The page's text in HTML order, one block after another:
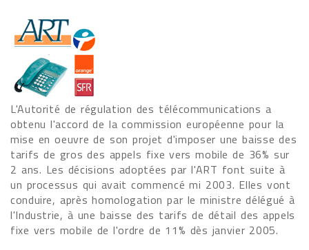
L'Autorité de régulation des télécommunications a
obtenu l'accord de la commission européenne pour la
mise en oeuvre de son projet d'imposer une baisse des
tarifs de gros des appels fixe vers mobile de 36% sur
2 ans. Les décisions adoptées par l'ART font suite à
un processus qui avait commencé mi 2003. Elles vont
conduire, après homologation par le ministre délégué à
l'Industrie, à une baisse des tarifs de détail des appels
fixe vers mobile de l'ordre de 11% dès janvier 2005.